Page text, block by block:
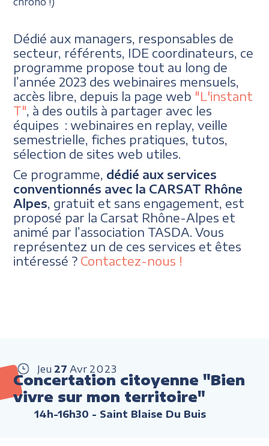
Dédié aux managers, responsables de
secteur, référents, IDE coordinateurs, ce
programme propose tout au long de
l’année 2023 des webinaires mensuels,
accès libre, depuis la page web "L'instant
T" , à des outils à partager avec les
équipes : webinaires en replay, veille
semestrielle, fiches pratiques, tutos,
sélection de sites web utiles.
Ce programme, dédié aux services
conventionnés avec la CARSAT Rhône
Alpes , gratuit et sans engagement, est
proposé par la Carsat Rhône-Alpes et
animé par l’association TASDA. Vous
représentez un de ces services et êtes
intéressé ? Contactez-nous !
Jeu 27 Avr 2023
Concertation citoyenne "Bien
vivre sur mon territoire"
14h-16h30 - Saint Blaise Du Buis